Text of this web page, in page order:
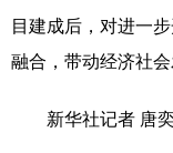
四川
陕西
新疆
目建成后，对进一
融合，带动经济社会
新华社记者 唐